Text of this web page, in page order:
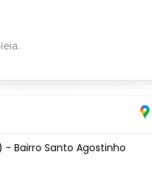
- Bairro Santo Agostinho